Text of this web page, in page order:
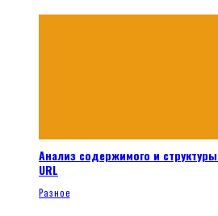
Анализ содержимого и
URL
Разное